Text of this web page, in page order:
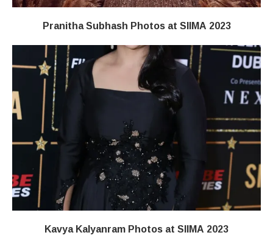
Pranitha Subhash Photos at SIIMA 2023
Kavya Kalyanram Photos at SIIMA 2023